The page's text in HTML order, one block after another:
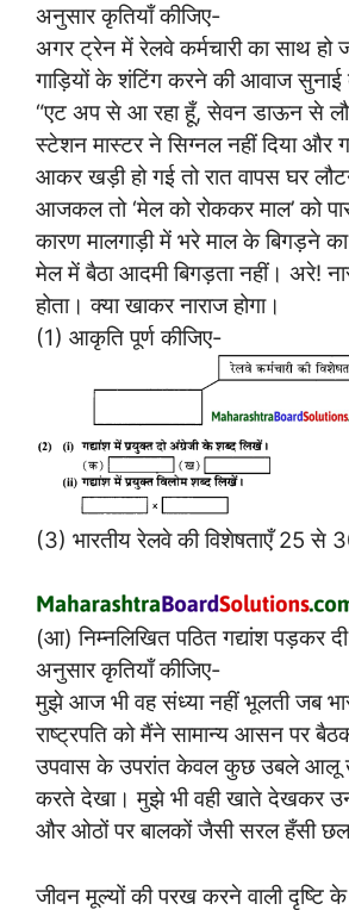
अनुसार कृतियाँ कीजिए-
अगर ट्रेन में रेलवे कर्मचारी का साथ हो
गाड़ियों के शंटिंग करने की आवाज सुनाई
“एट अप से आ रहा हूँ, सेवन डाऊन से
स्टेशन मास्टर ने सिग्नल नहीं दिया और
आकर खड़ी हो गई तो रात वापस घर
आजकल तो ‘मेल को रोककर माल’ को
कारण मालगाड़ी में भरे माल के बिगड़ने
मेल में बैठा आदमी बिगड़ता नहीं। अरे!
होता। क्या खाकर नाराज होगा।
(1) आकृति पूर्ण कीजिए-
(3) भारतीय रेलवे की विशेषताएँ 25 से
(आ) निम्नलिखित पठित गद्यांश पड़कर
अनुसार कृतियाँ कीजिए-
मुझे आज भी वह संध्या नहीं भूलती जब
राष्ट्रपति को मैंने सामान्य आसन पर
उपवास के उपरांत केवल कुछ उबले आलू
करते देखा। मुझे भी वही खाते देखकर
और ओठों पर बालकों जैसी सरल हँसी
जीवन मूल्यों की परख करने वाली दृष्टि